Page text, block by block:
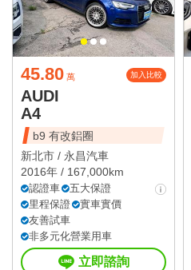
45.80 萬 加入比較
AUDI
A4
b9 有改鋁圈
新北市 / 永昌汽車
2016年 / 167,000km
認證車
五大保證
里程保證
實車實價
友善試車
非多元化營業用車
立即諮詢